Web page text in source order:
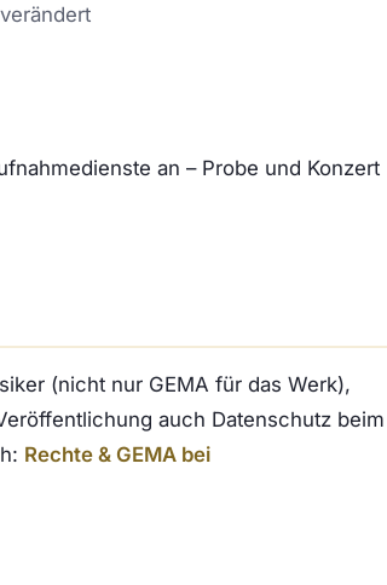
an – Probe und Konzert
(nicht nur GEMA für das Werk),
auch Datenschutz beim
Rechte & GEMA bei